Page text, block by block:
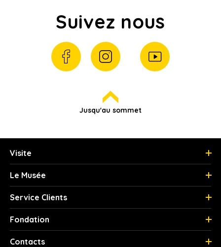
Suivez nous
Jusqu'au sommet
Visite
Le Musée
Service Clients
Fondation
Contacts